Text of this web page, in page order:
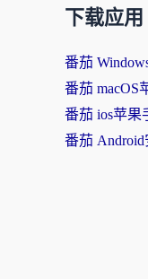
下载应用
番茄
番茄 macOS
番茄 ios苹果
番茄